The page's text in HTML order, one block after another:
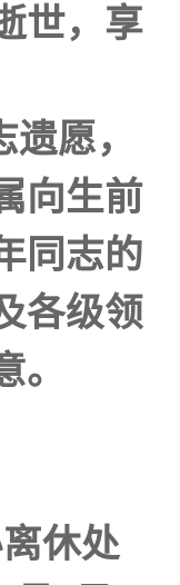
世，享
愿，
向生前
同志的
各级领
处